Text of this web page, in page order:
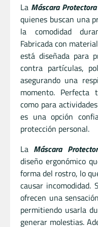
La Máscara Protectora
quienes buscan una
la comodidad
Fabricada con
está diseñada para
contra partículas,
asegurando una
momento. Perfecta
como para
es una opción
protección personal.
La Máscara
diseño ergonómico
forma del rostro, lo
causar incomodidad.
ofrecen una
permitiendo usarla
generar molestias.